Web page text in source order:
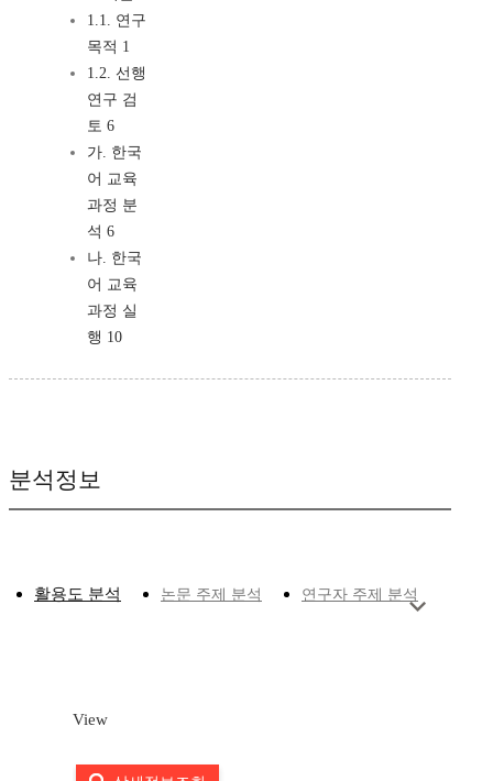
1.1. 연구
목적 1
1.2. 선행
연구 검
토 6
가. 한국
어 교육
과정 분
석 6
나. 한국
어 교육
과정 실
행 10
분석정보
활용도 분석 논문 주제 분석 연구자 주제 분석
View